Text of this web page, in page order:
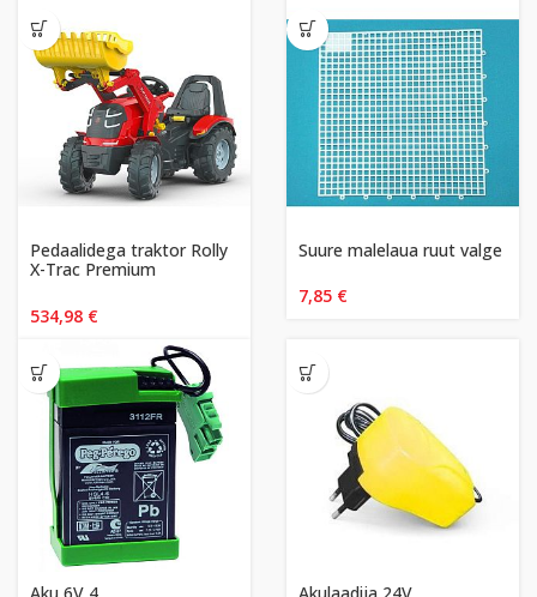
Pedaalidega traktor Rolly
X-Trac Premium
534,98 €
Suure malelaua ruut valge
7,85 €